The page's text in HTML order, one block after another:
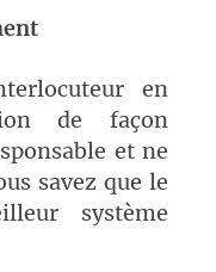
en
de façon
et ne
savez que le
système